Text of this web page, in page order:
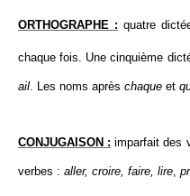
ORTHOGRAPHE : quatre
chaque fois. Une cinquième
ail. Les noms après chaque et
CONJUGAISON : imparfait des
verbes : aller, croire, faire, lire,